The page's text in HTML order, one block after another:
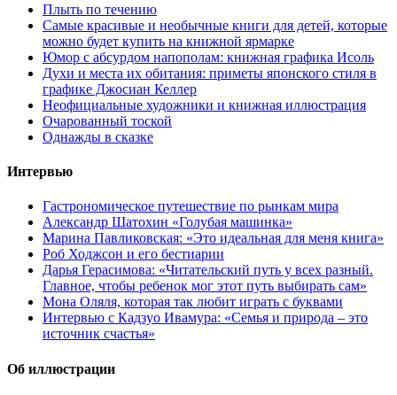
Плыть по течению
Самые красивые и необычные книги для детей, которые
можно будет купить на книжной ярмарке
Юмор с абсурдом напополам: книжная графика Исоль
Духи и места их обитания: приметы японского стиля в
графике Джосиан Келлер
Неофициальные художники и книжная иллюстрация
Очарованный тоской
Однажды в сказке
Интервью
Гастрономическое путешествие по рынкам мира
Александр Шатохин «Голубая машинка»
Марина Павликовская: «Это идеальная для меня книга»
Роб Ходжсон и его бестиарии
Дарья Герасимова: «Читательский путь у всех разный.
Главное, чтобы ребенок мог этот путь выбирать сам»
Мона Оляля, которая так любит играть с буквами
Интервью с Кадзуо Ивамура: «Семья и природа – это
источник счастья»
Об иллюстрации